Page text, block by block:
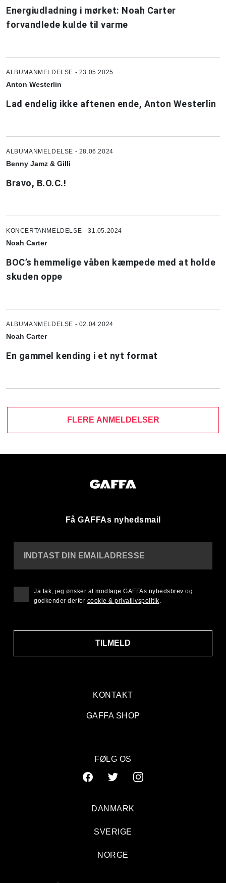
Energiudladning i mørket: Noah Carter
forvandlede kulde til varme
ALBUMANMELDELSE - 23.05.2025
Anton Westerlin
Lad endelig ikke aftenen ende, Anton Westerlin
ALBUMANMELDELSE - 28.06.2024
Benny Jamz & Gilli
Bravo, B.O.C.!
KONCERTANMELDELSE - 31.05.2024
Noah Carter
BOC’s hemmelige våben kæmpede med at holde
skuden oppe
ALBUMANMELDELSE - 02.04.2024
Noah Carter
En gammel kending i et nyt format
FLERE ANMELDELSER
Få GAFFAs nyhedsmail
KONTAKT
GAFFA SHOP
INDTAST DIN EMAILADRESSE
TILMELD
Ja tak, jeg ønsker at modtage GAFFAs nyhedsbrev og
godkender derfor cookie & privatlivspolitik.
FØLG OS
DANMARK
SVERIGE
NORGE